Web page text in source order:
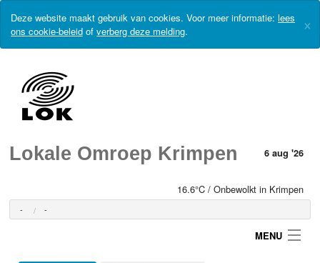
Deze website maakt gebruik van cookies. Voor meer informatie: lees
ons cookie-beleid of verberg deze melding. ×
Lokale Omroep Krimpen 6 aug '26
16.6°C / Onbewolkt in Krimpen
- -
MENU